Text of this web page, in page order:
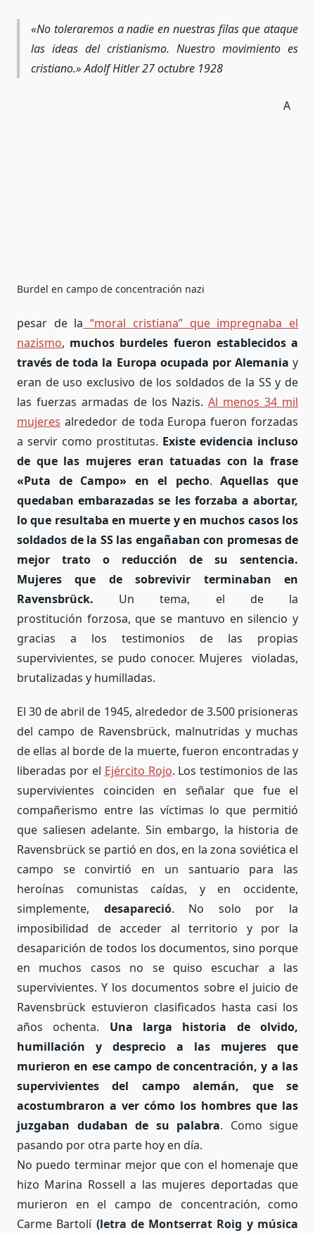
«No toleraremos a nadie en nuestras filas que ataque
las ideas del cristianismo. Nuestro movimiento es
cristiano.» Adolf Hitler 27 octubre 1928
Burdel en campo de concentración nazi
A
pesar de la “moral cristiana” que impregnaba el
nazismo, muchos burdeles fueron establecidos a
través de toda la Europa ocupada por Alemania y
eran de uso exclusivo de los soldados de la SS y de
las fuerzas armadas de los Nazis.Al menos 34 mil
mujeres alrededor de toda Europa fueron forzadas
a servir como prostitutas. Existe evidencia incluso
de que las mujeres eran tatuadas con la frase
«Puta de Campo» en el pecho.Aquellas que
quedaban embarazadas se les forzaba a abortar,
lo que resultaba en muerte y en muchos casos los
soldados de la SS las engañaban con promesas de
mejor trato o reducción de su sentencia.
Mujeres que de sobrevivir terminaban en
Ravensbrück. Un tema, el de la
prostitución forzosa, que se mantuvo en silencio y
gracias a los testimonios de las propias
supervivientes, se pudo conocer. Mujeres violadas,
brutalizadas y humilladas.
El 30 de abril de 1945, alrededor de 3.500 prisioneras
del campo de Ravensbrück, malnutridas y muchas
de ellas al borde de la muerte, fueron encontradas y
liberadas por el Ejército Rojo. Los testimonios de las
supervivientes coinciden en señalar que fue el
compañerismo entre las víctimas lo que permitió
que saliesen adelante. Sin embargo, la historia de
Ravensbrück se partió en dos, en la zona soviética el
campo se convirtió en un santuario para las
heroínas comunistas caídas, y en occidente,
simplemente, desapareció. No solo por la
imposibilidad de acceder al territorio y por la
desaparición de todos los documentos, sino porque
en muchos casos no se quiso escuchar a las
supervivientes. Y los documentos sobre el juicio de
Ravensbrück estuvieron clasificados hasta casi los
años ochenta. Una larga historia de olvido,
humillación y desprecio a las mujeres que
murieron en ese campo de concentración, y a las
supervivientes del campo alemán, que se
acostumbraron a ver cómo los hombres que las
juzgaban dudaban de su palabra. Como sigue
pasando por otra parte hoy en día.
No puedo terminar mejor que con el homenaje que
hizo Marina Rossell a las mujeres deportadas que
murieron en el campo de concentración, como
Carme Bartolí (letra de Montserrat Roig y música